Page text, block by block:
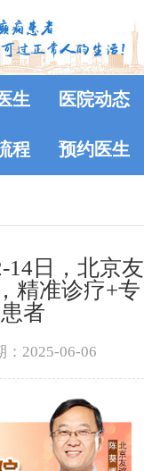
生 医院动态
程 预约医生
14日，北京友
精准诊疗+专
者
：2025-06-06